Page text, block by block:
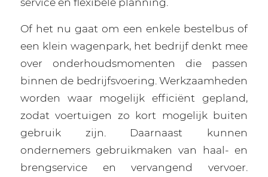
Of het nu gaat om een enkele bestelbus of
een klein wagenpark, het bedrijf denkt mee
over onderhoudsmomenten die passen
binnen de bedrijfsvoering. Werkzaamheden
worden waar mogelijk efficiënt gepland,
zodat voertuigen zo kort mogelijk buiten
gebruik zijn. Daarnaast kunnen
ondernemers gebruikmaken van haal- en
brengservice en vervangend vervoer.